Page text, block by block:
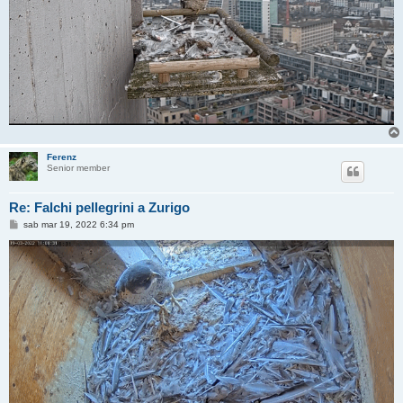
Ferenz
Senior member
Re: Falchi pellegrini a Zurigo
M
s
s
a
g
g
i
o
sab mar 19, 2022 6:34 pm